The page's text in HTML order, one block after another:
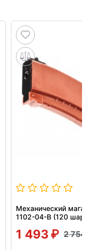
Механический
1102-04-B (120
1 493 2